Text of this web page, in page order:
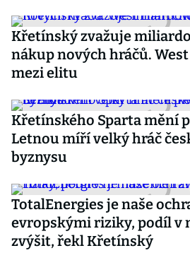
Křetínský zvažuje
nákup nových hráčů.
mezi elitu
Křetínského Sparta mění
Letnou míří velký hráč
byznysu
TotalEnergies je naše
evropskými riziky, podíl v
zvýšit, řekl Křetínský